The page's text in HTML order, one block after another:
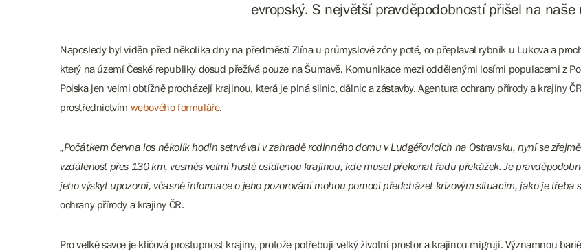
evropský. S největší pravděpodobností přišel na naše
Naposledy byl viděn před několika dny na předměstí Zlína u průmyslové zóny poté, co přeplaval rybník u Lukova a
který na území České republiky dosud přežívá pouze na Šumavě. Komunikace mezi oddělenými losími populacemi z
Polska jen velmi obtížně procházejí krajinou, která je plná silnic, dálnic a zástavby. Agentura ochrany přírody a krajiny
prostřednictvím webového formuláře.
„Počátkem června los několik hodin setrvával v zahradě rodinného domu v Ludgéřovicích na Ostravsku, nyní se
vzdálenost přes 130 km, vesměs velmi hustě osídlenou krajinou, kde musel překonat řadu překážek. Je
jeho výskyt upozorní, včasné informace o jeho pozorování mohou pomoci předcházet krizovým situacím, jako je třeba
ochrany přírody a krajiny ČR.
Pro velké savce je klíčová prostupnost krajiny, protože potřebují velký životní prostor a krajinou migrují. Významnou